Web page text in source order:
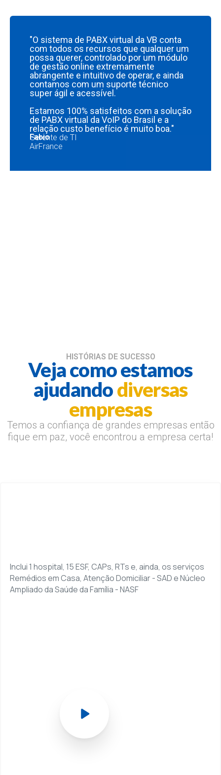
"O sistema de PABX virtual da VB conta
com todos os recursos que qualquer um
possa querer, controlado por um módulo
de gestão online extremamente
abrangente e intuitivo de operar, e ainda
contamos com um suporte técnico
super ágil e acessível.
Estamos 100% satisfeitos com a solução
de PABX virtual da VoIP do Brasil e a
relação custo benefício é muito boa."
Fabio
Gerente de TI
AirFrance
HISTÓRIAS DE SUCESSO
Veja como estamos
ajudandodiversas
empresas
Temos a confiança de grandes empresas então
fique em paz, você encontrou a empresa certa!
Inclui 1 hospital, 15 ESF, CAPs, RTs e, ainda, os serviços
Remédios em Casa, Atenção Domiciliar - SAD e Núcleo
Ampliado da Saúde da Família - NASF